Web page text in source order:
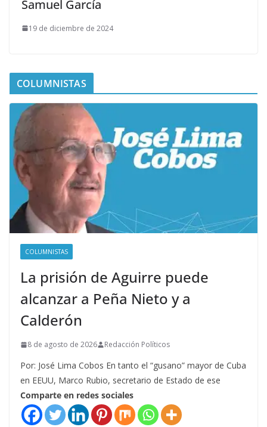
Samuel García
19 de diciembre de 2024
COLUMNISTAS
COLUMNISTAS
La prisión de Aguirre puede
alcanzar a Peña Nieto y a
Calderón
8 de agosto de 2026 Redacción Políticos
Por: José Lima Cobos En tanto el “gusano” mayor de Cuba
en EEUU, Marco Rubio, secretario de Estado de ese
Comparte en redes sociales